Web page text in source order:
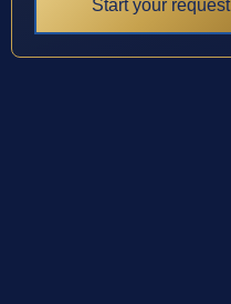
Start your request